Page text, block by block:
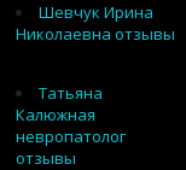
Шевчук Ирина
Николаевна отзывы
Татьяна
Калюжная
невропатолог
отзывы